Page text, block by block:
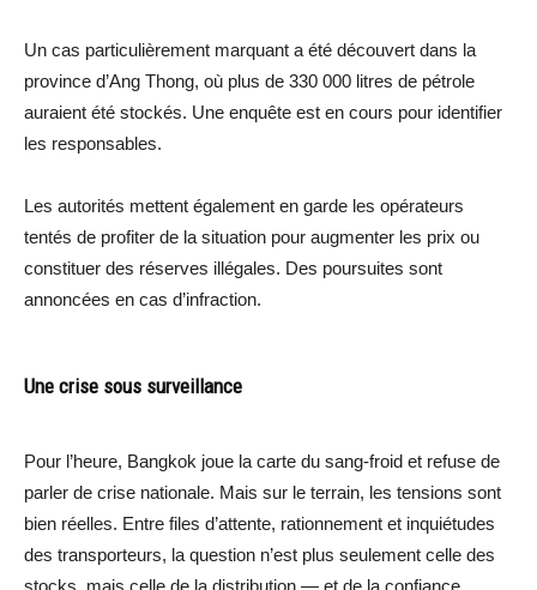
Un cas particulièrement marquant a été découvert dans la
province d’Ang Thong, où plus de 330 000 litres de pétrole
auraient été stockés. Une enquête est en cours pour identifier
les responsables.
Les autorités mettent également en garde les opérateurs
tentés de profiter de la situation pour augmenter les prix ou
constituer des réserves illégales. Des poursuites sont
annoncées en cas d’infraction.
Une crise sous surveillance
Pour l’heure, Bangkok joue la carte du sang-froid et refuse de
parler de crise nationale. Mais sur le terrain, les tensions sont
bien réelles. Entre files d’attente, rationnement et inquiétudes
des transporteurs, la question n’est plus seulement celle des